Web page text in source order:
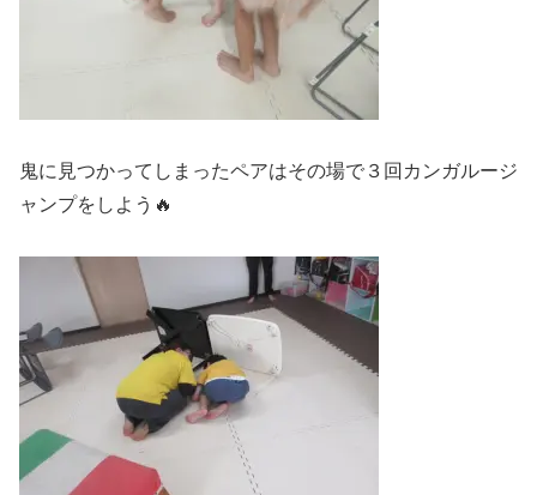
鬼に見つかってしまったペアはその場で３回カンガルージ
ャンプをしよう🔥